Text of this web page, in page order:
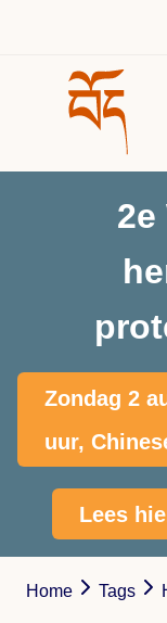
2e
Zondag 2
uur,
Lees
Home Tags